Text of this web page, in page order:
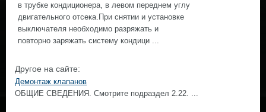
в трубке кондиционера, в левом переднем углу
двигательного отсека.При снятии и установке
выключателя необходимо разряжать и
повторно заряжать систему кондици ...
Другое на сайте:
Демонтаж клапанов
ОБЩИЕ СВЕДЕНИЯ. Смотрите подраздел 2.22. ...